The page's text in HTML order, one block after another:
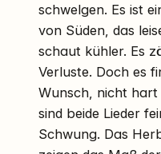
schwelgen. Es ist
von Süden, das
schaut kühler. Es
Verluste. Doch es
Wunsch, nicht
sind beide Lieder
Schwung. Das